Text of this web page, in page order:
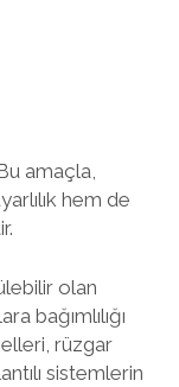
amaçla,
hem de
olan
bağımlılığı
rüzgar
sistemlerin